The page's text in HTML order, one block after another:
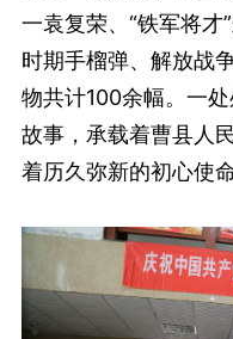
一袁复荣、“铁军将才
时期手榴弹、解放战
物共计100余幅。一
故事，承载着曹县人
着历久弥新的初心使命